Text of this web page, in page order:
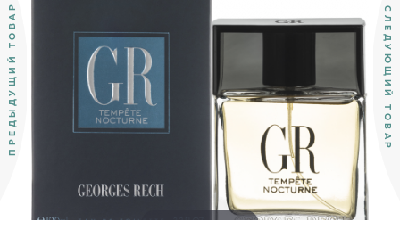
ПРЕДЫДУЩИЙ ТОВАР СЛЕДУЮЩИЙ ТОВАР
Double tap to zoom